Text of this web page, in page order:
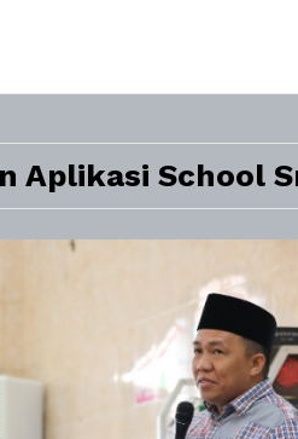
Aplikasi School